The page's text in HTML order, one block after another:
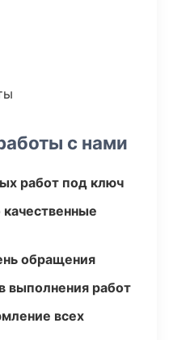
с нами
работ под ключ
обращения
выполнения работ
всех